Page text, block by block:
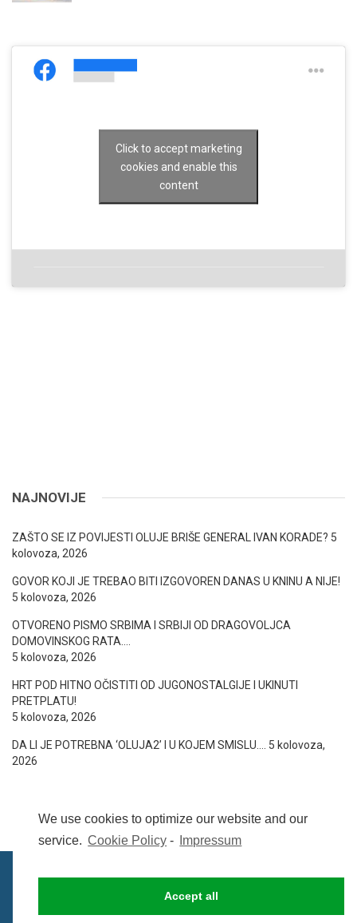
We use cookies to optimize our website and our
service. Cookie Policy - Impressum
Accept all
Click to accept marketing
cookies and enable this
content
NAJNOVIJE
ZAŠTO SE IZ POVIJESTI OLUJE BRIŠE GENERAL IVAN KORADE? 5
kolovoza, 2026
GOVOR KOJI JE TREBAO BITI IZGOVOREN DANAS U KNINU A NIJE!
5 kolovoza, 2026
OTVORENO PISMO SRBIMA I SRBIJI OD DRAGOVOLJCA
DOMOVINSKOG RATA….
5 kolovoza, 2026
HRT POD HITNO OČISTITI OD JUGONOSTALGIJE I UKINUTI
PRETPLATU!
5 kolovoza, 2026
DA LI JE POTREBNA ‘OLUJA2’ I U KOJEM SMISLU…. 5 kolovoza,
2026